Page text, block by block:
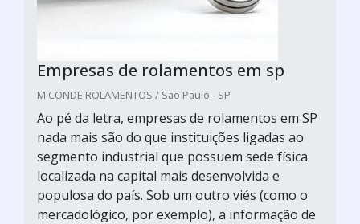
Empresas de rolamentos em sp
M CONDE ROLAMENTOS / São Paulo - SP
Ao pé da letra, empresas de rolamentos em SP
nada mais são do que instituições ligadas ao
segmento industrial que possuem sede física
localizada na capital mais desenvolvida e
populosa do país. Sob um outro viés (como o
mercadológico, por exemplo), a informação de